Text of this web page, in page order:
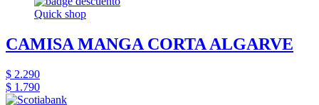
Quick shop
CAMISA MANGA CORTA ALGARVE
$ 2.290
$ 1.790